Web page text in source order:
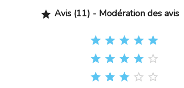
 Avis (11) - Modération des avis
    
    
    